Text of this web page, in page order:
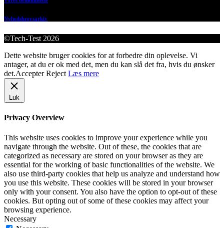
Nyhedsbrevsarkiv
©Tech-Test 2026
Dette website bruger cookies for at forbedre din oplevelse. Vi
antager, at du er ok med det, men du kan slå det fra, hvis du ønsker
det.Accepter Reject Læs mere
Luk
Privacy Overview
This website uses cookies to improve your experience while you
navigate through the website. Out of these, the cookies that are
categorized as necessary are stored on your browser as they are
essential for the working of basic functionalities of the website. We
also use third-party cookies that help us analyze and understand how
you use this website. These cookies will be stored in your browser
only with your consent. You also have the option to opt-out of these
cookies. But opting out of some of these cookies may affect your
browsing experience.
Necessary